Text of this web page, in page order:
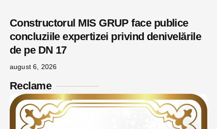
Constructorul MIS GRUP face publice
concluziile expertizei privind denivelările
de pe DN 17
august 6, 2026
Reclame